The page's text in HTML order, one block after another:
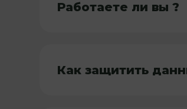
Работаете ли вы ?
Как защитить